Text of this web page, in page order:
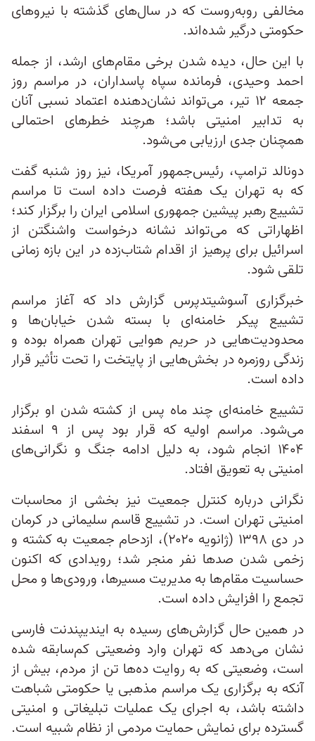
مخالفی روبه‌روست که در سال‌های گذشته با نیروهای
حکومتی درگیر شده‌اند.
با این حال، دیده شدن برخی مقام‌های ارشد، از جمله
احمد وحیدی، فرمانده سپاه پاسداران، در مراسم روز
جمعه ۱۲ تیر، می‌تواند نشان‌دهنده اعتماد نسبی آنان
به تدابیر امنیتی باشد؛ هرچند خطرهای احتمالی
همچنان جدی ارزیابی می‌شود.
دونالد ترامپ، رئیس‌جمهور آمریکا، نیز روز شنبه گفت
که به تهران یک هفته فرصت داده است تا مراسم
تشییع رهبر پیشین جمهوری اسلامی ایران را برگزار کند؛
اظهاراتی که می‌تواند نشانه درخواست واشنگتن از
اسرائیل برای پرهیز از اقدام شتاب‌زده در این بازه زمانی
تلقی شود.
خبرگزاری آسوشیتدپرس گزارش داد که آغاز مراسم
تشییع پیکر خامنه‌ای با بسته شدن خیابان‌ها و
محدودیت‌هایی در حریم هوایی تهران همراه بوده و
زندگی روزمره در بخش‌هایی از پایتخت را تحت تأثیر قرار
داده است.
تشییع خامنه‌ای چند ماه پس از کشته شدن او برگزار
می‌شود. مراسم اولیه که قرار بود پس از ۹ اسفند
۱۴۰۴ انجام شود، به دلیل ادامه جنگ و نگرانی‌های
امنیتی به تعویق افتاد.
نگرانی درباره کنترل جمعیت نیز بخشی از محاسبات
امنیتی تهران است. در تشییع قاسم سلیمانی در کرمان
در دی ۱۳۹۸ (ژانویه ۲۰۲۰)، ازدحام جمعیت به کشته و
زخمی شدن صدها نفر منجر شد؛ رویدادی که اکنون
حساسیت مقام‌ها به مدیریت مسیرها، ورودی‌ها و محل
تجمع را افزایش داده است.
در همین حال گزارش‌های رسیده به ایندیپندنت فارسی
نشان می‌دهد که تهران وارد وضعیتی کم‌سابقه شده
است، وضعیتی که به روایت ده‌ها تن از مردم، بیش از
آنکه به برگزاری یک مراسم مذهبی یا حکومتی شباهت
داشته باشد، به اجرای یک عملیات تبلیغاتی و امنیتی
گسترده برای نمایش حمایت مردمی از نظام شبیه است.